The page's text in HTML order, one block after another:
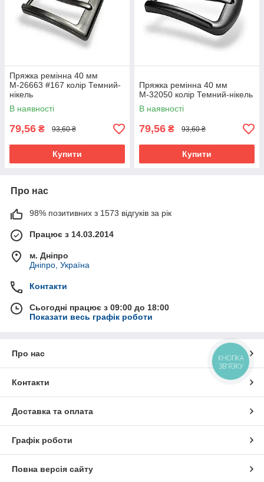
Пряжка ремінна 40 мм
М-26663 #167 колір Темний-
нікель
В наявності
79,56 ₴ 93,60 ₴
Купити
Пряжка ремінна 40 мм
М-32050 колір Темний-нікель
В наявності
79,56 ₴ 93,60 ₴
Купити
Про нас
98% позитивних з 1573 відгуків за рік
Працює з 14.03.2014
м. Дніпро
Дніпро, Україна
Контакти
Сьогодні працює з 09:00 до 18:00
Показати весь графік роботи
Про нас
Контакти
Доставка та оплата
Графік роботи
Повна версія сайту
КНОПКА
ЗВ'ЯЗКУ